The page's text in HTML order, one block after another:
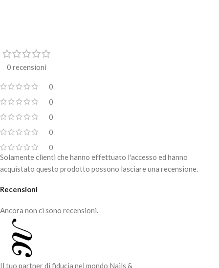
0 recensioni
0
0
0
0
0
Recensioni
Ancora non ci sono recensioni.
Solamente clienti che hanno effettuato l'accesso ed hanno
acquistato questo prodotto possono lasciare una recensione.
Il tuo partner di fiducia nel mondo Nails &